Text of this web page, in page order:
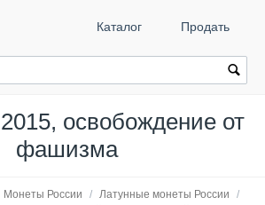
Каталог Продать
освобождение от
фашизма
Монеты России / Латунные монеты России
/